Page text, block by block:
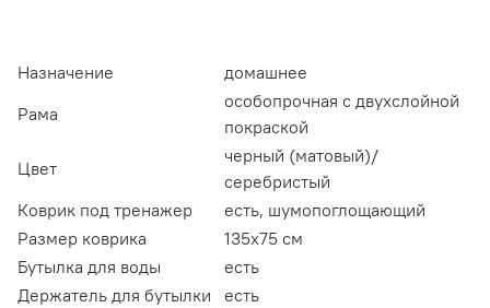
Назначение
домашнее
Рама
особопрочная с двухслойной
покраской
Цвет
черный (матовый)/
серебристый
Коврик под тренажер
есть, шумопоглощающий
Размер коврика
135x75 см
Бутылка для воды
есть
Держатель для бутылки
есть